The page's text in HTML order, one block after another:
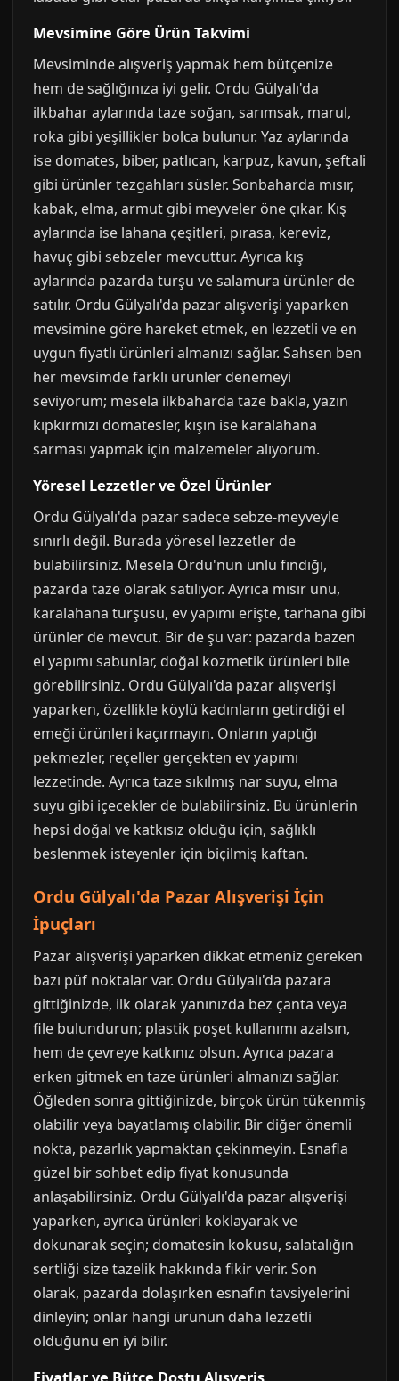
Mevsimine Göre Ürün Takvimi
Mevsiminde alışveriş yapmak hem bütçenize
hem de sağlığınıza iyi gelir. Ordu Gülyalı'da
ilkbahar aylarında taze soğan, sarımsak, marul,
roka gibi yeşillikler bolca bulunur. Yaz aylarında
ise domates, biber, patlıcan, karpuz, kavun, şeftali
gibi ürünler tezgahları süsler. Sonbaharda mısır,
kabak, elma, armut gibi meyveler öne çıkar. Kış
aylarında ise lahana çeşitleri, pırasa, kereviz,
havuç gibi sebzeler mevcuttur. Ayrıca kış
aylarında pazarda turşu ve salamura ürünler de
satılır. Ordu Gülyalı'da pazar alışverişi yaparken
mevsimine göre hareket etmek, en lezzetli ve en
uygun fiyatlı ürünleri almanızı sağlar. Sahsen ben
her mevsimde farklı ürünler denemeyi
seviyorum; mesela ilkbaharda taze bakla, yazın
kıpkırmızı domatesler, kışın ise karalahana
sarması yapmak için malzemeler alıyorum.
Yöresel Lezzetler ve Özel Ürünler
Ordu Gülyalı'da pazar sadece sebze-meyveyle
sınırlı değil. Burada yöresel lezzetler de
bulabilirsiniz. Mesela Ordu'nun ünlü fındığı,
pazarda taze olarak satılıyor. Ayrıca mısır unu,
karalahana turşusu, ev yapımı erişte, tarhana gibi
ürünler de mevcut. Bir de şu var: pazarda bazen
el yapımı sabunlar, doğal kozmetik ürünleri bile
görebilirsiniz. Ordu Gülyalı'da pazar alışverişi
yaparken, özellikle köylü kadınların getirdiği el
emeği ürünleri kaçırmayın. Onların yaptığı
pekmezler, reçeller gerçekten ev yapımı
lezzetinde. Ayrıca taze sıkılmış nar suyu, elma
suyu gibi içecekler de bulabilirsiniz. Bu ürünlerin
hepsi doğal ve katkısız olduğu için, sağlıklı
beslenmek isteyenler için biçilmiş kaftan.
Ordu Gülyalı'da Pazar Alışverişi İçin
İpuçları
Pazar alışverişi yaparken dikkat etmeniz gereken
bazı püf noktalar var. Ordu Gülyalı'da pazara
gittiğinizde, ilk olarak yanınızda bez çanta veya
file bulundurun; plastik poşet kullanımı azalsın,
hem de çevreye katkınız olsun. Ayrıca pazara
erken gitmek en taze ürünleri almanızı sağlar.
Öğleden sonra gittiğinizde, birçok ürün tükenmiş
olabilir veya bayatlamış olabilir. Bir diğer önemli
nokta, pazarlık yapmaktan çekinmeyin. Esnafla
güzel bir sohbet edip fiyat konusunda
anlaşabilirsiniz. Ordu Gülyalı'da pazar alışverişi
yaparken, ayrıca ürünleri koklayarak ve
dokunarak seçin; domatesin kokusu, salatalığın
sertliği size tazelik hakkında fikir verir. Son
olarak, pazarda dolaşırken esnafın tavsiyelerini
dinleyin; onlar hangi ürünün daha lezzetli
olduğunu en iyi bilir.